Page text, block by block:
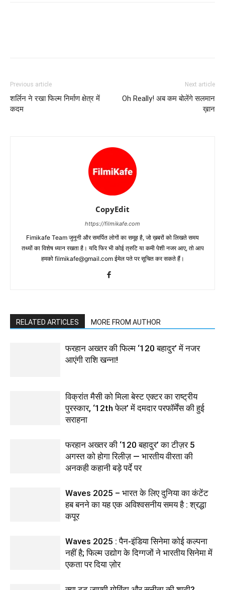
Previous article
शर्लिन ने रखा फिल्‍म निर्माण क्षेत्र में
कदम
Next article
Oh Really! अब कम बोलेंगे सलमान
ख़ान
CopyEdit
https://filmikafe.com
Fimikafe Team जुनूनी और समर्पित लोगों का समूह है, जो ख़बरों को लिखते समय
तथ्‍यों का विशेष ध्‍यान रखता है। यदि फिर भी कोई त्रुटि या कमी पेशी नजर आए, तो आप
हमको filmikafe@gmail.com ईमेल पते पर सूचित कर सकते हैं।
RELATED ARTICLES MORE FROM AUTHOR
फरहान अख्तर की फिल्म ‘120 बहादुर’ में नजर
आएंगी राशि खन्ना!
विक्रांत मैसी को मिला बेस्ट एक्टर का राष्ट्रीय
पुरस्कार, ‘12th फेल’ में दमदार परफॉर्मेंस की हुई
सराहना
फरहान अख्तर की ‘120 बहादुर’ का टीज़र 5
अगस्त को होगा रिलीज़ — भारतीय वीरता की
अनकही कहानी बड़े पर्दे पर
Waves 2025 – भारत के लिए दुनिया का कंटेंट
हब बनने का यह एक अविश्वसनीय समय है : श्रद्धा
कपूर
Waves 2025 : पैन-इंडिया सिनेमा कोई कल्पना
नहीं है; फिल्म उद्योग के दिग्गजों ने भारतीय सिनेमा में
एकता पर दिया ज़ोर